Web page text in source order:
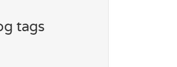
tags